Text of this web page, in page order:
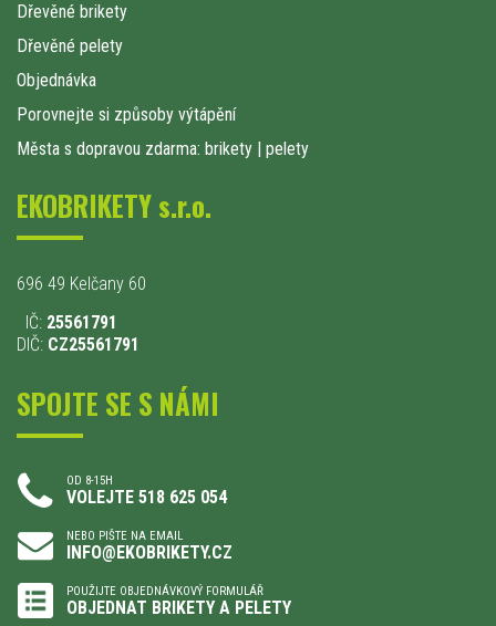
Dřevěné brikety
Dřevěné pelety
Objednávka
Porovnejte si způsoby výtápění
Města s dopravou zdarma: brikety | pelety
EKOBRIKETY s.r.o.
696 49 Kelčany 60
IČ: 25561791
DIČ: CZ25561791
SPOJTE SE S NÁMI
OD 8-15H
VOLEJTE 518 625 054
NEBO PIŠTE NA EMAIL
INFO@EKOBRIKETY.CZ
POUŽIJTE OBJEDNÁVKOVÝ FORMULÁŘ
OBJEDNAT BRIKETY A PELETY